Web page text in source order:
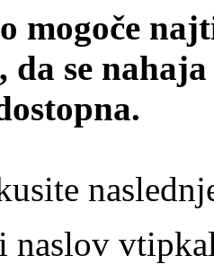
mogoče
da se
naslov